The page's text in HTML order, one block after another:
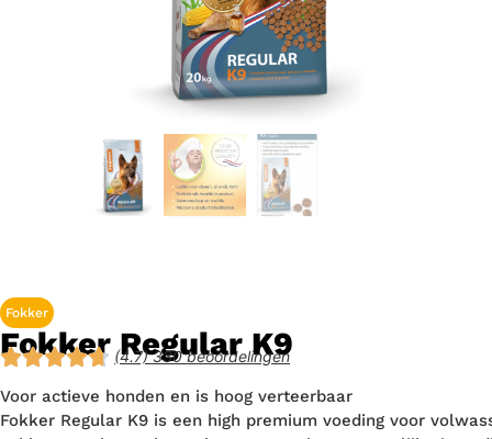
Fokker
Fokker Regular K9
(4.7) 330 beoordelingen
Voor actieve honden en is hoog verteerbaar
Fokker Regular K9 is een high premium voeding voor